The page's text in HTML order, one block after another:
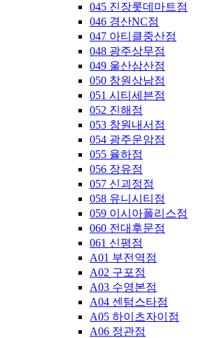
045 진장롯데마트점
046 경산NC점
047 아티클중산점
048 광주상무점
049 울산삼산점
050 창원상남점
051 시티세븐점
052 진해점
053 창원내서점
054 광주운암점
055 율하점
056 장유점
057 신괴정점
058 유니시티점
059 이시아폴리스점
060 전대후문점
061 신평점
A01 부전역점
A02 구포점
A03 수영본점
A04 센텀스타점
A05 하이츠자이점
A06 정관점